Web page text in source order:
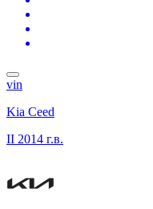
vin
Kia Ceed
II 2014 г.в.